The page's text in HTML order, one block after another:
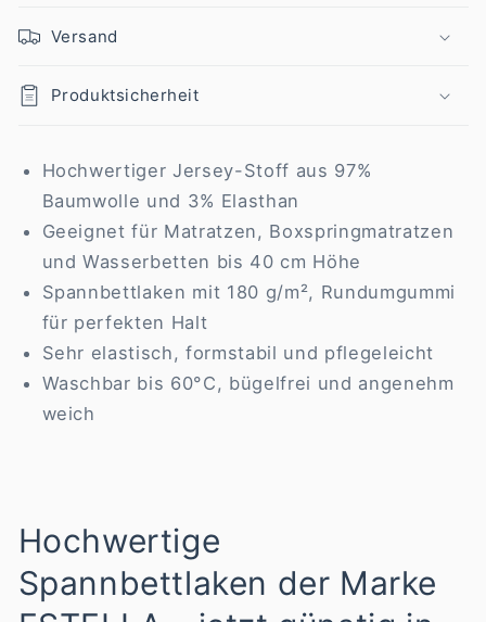
Versand
Produktsicherheit
Hochwertiger Jersey-Stoff aus 97%
Baumwolle und 3% Elasthan
Geeignet für Matratzen, Boxspringmatratzen
und Wasserbetten bis 40 cm Höhe
Spannbettlaken mit 180 g/m², Rundumgummi
für perfekten Halt
Sehr elastisch, formstabil und pflegeleicht
Waschbar bis 60°C, bügelfrei und angenehm
weich
Hochwertige
Spannbettlaken der Marke